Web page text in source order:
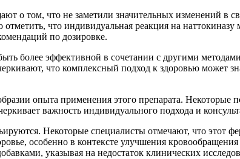
о том, что не заметили значительных изменений в
что индивидуальная реакция на
по дозировке.
более эффективной в сочетании с другими
что комплексный подход к здоровью может
опыта применения этого препарата. Некоторые
важность индивидуального подхода и
Некоторые специалисты отмечают, что этот
особенно в контексте улучшения
указывая на недостаток клинических